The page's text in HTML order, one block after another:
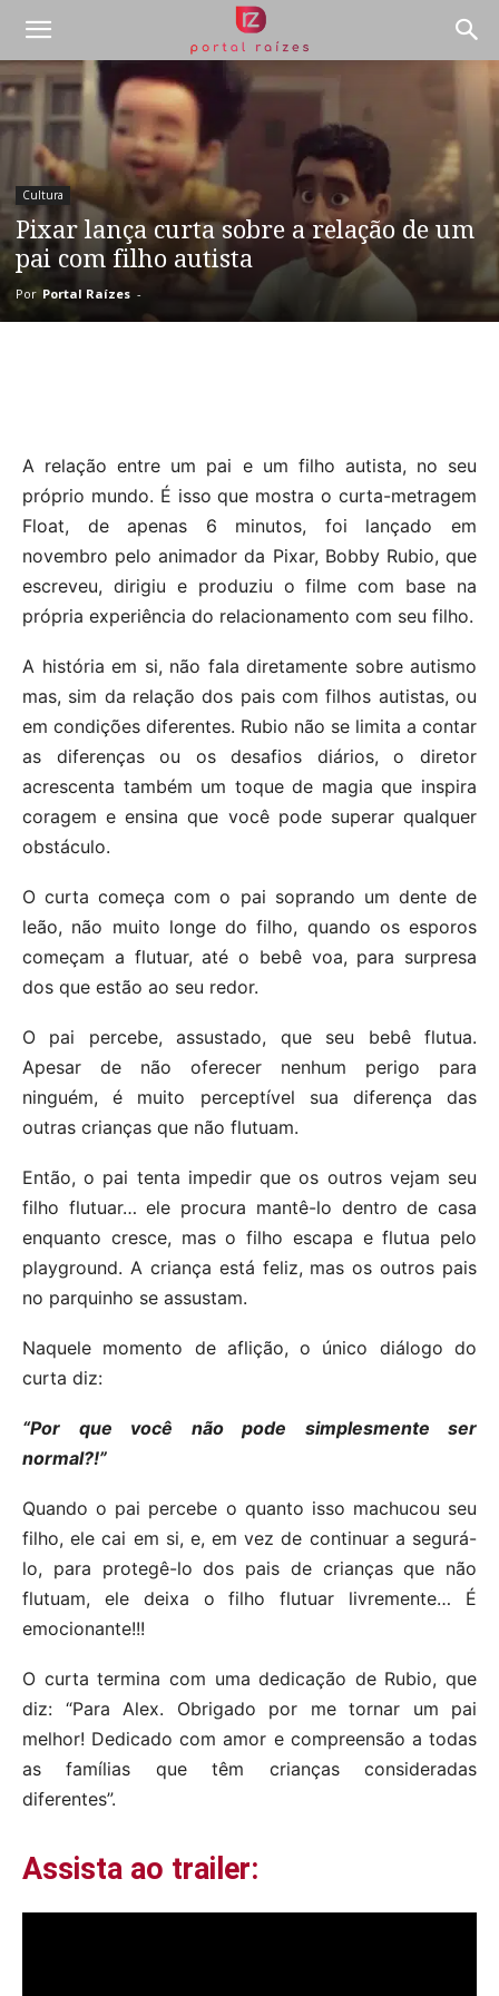
Cultura
Pixar lança curta sobre a relação de um
pai com filho autista
Por Portal Raízes -
A relação entre um pai e um filho autista, no seu
próprio mundo. É isso que mostra o curta-metragem
Float, de apenas 6 minutos, foi lançado em
novembro pelo animador da Pixar, Bobby Rubio, que
escreveu, dirigiu e produziu o filme com base na
própria experiência do relacionamento com seu filho.
A história em si, não fala diretamente sobre autismo
mas, sim da relação dos pais com filhos autistas, ou
em condições diferentes. Rubio não se limita a contar
as diferenças ou os desafios diários, o diretor
acrescenta também um toque de magia que inspira
coragem e ensina que você pode superar qualquer
obstáculo.
O curta começa com o pai soprando um dente de
leão, não muito longe do filho, quando os esporos
começam a flutuar, até o bebê voa, para surpresa
dos que estão ao seu redor.
O pai percebe, assustado, que seu bebê flutua.
Apesar de não oferecer nenhum perigo para
ninguém, é muito perceptível sua diferença das
outras crianças que não flutuam.
Então, o pai tenta impedir que os outros vejam seu
filho flutuar… ele procura mantê-lo dentro de casa
enquanto cresce, mas o filho escapa e flutua pelo
playground. A criança está feliz, mas os outros pais
no parquinho se assustam.
Naquele momento de aflição, o único diálogo do
curta diz:
“Por que você não pode simplesmente ser
normal?!”
Quando o pai percebe o quanto isso machucou seu
filho, ele cai em si, e, em vez de continuar a segurá-
lo, para protegê-lo dos pais de crianças que não
flutuam, ele deixa o filho flutuar livremente… É
emocionante!!!
O curta termina com uma dedicação de Rubio, que
diz: “Para Alex. Obrigado por me tornar um pai
melhor! Dedicado com amor e compreensão a todas
as famílias que têm crianças consideradas
diferentes”.
Assista ao trailer: